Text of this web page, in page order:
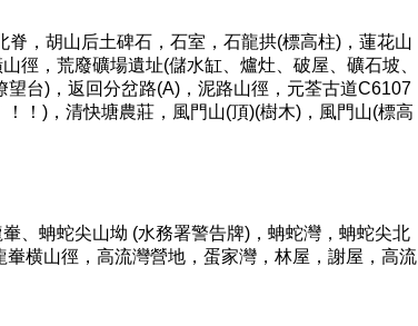
，胡山后土碑石，石室，石龍拱(標高柱)，蓮花山
徑，荒廢礦場遺址(儲水缸、爐灶、破屋、礦石坡、
台)，返回分岔路(A)，泥路山徑，元荃古道C6107
！)，清快塘農莊，風門山(頂)(樹木)，風門山(標高
、蚺蛇尖山坳 (水務署警告牌)，蚺蛇灣，蚺蛇尖北
横山徑，高流灣營地，蛋家灣，林屋，謝屋，高流